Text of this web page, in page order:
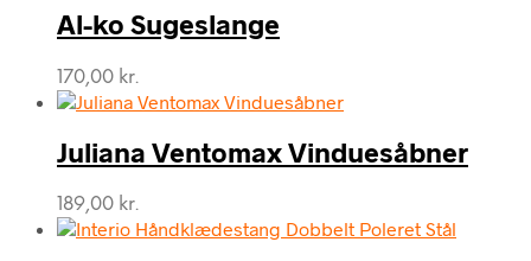
Al-ko Sugeslange
170,00 kr.
Juliana Ventomax Vinduesåbner
189,00 kr.